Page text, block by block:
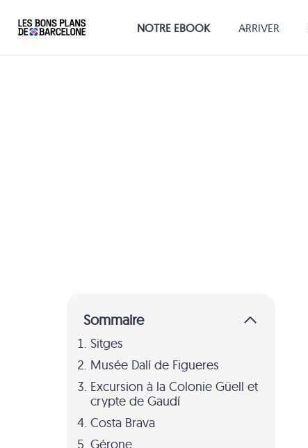
NOTRE EBOOK ARRIVER
Sommaire
Sitges
Musée Dalí de Figueres
Excursion à la Colonie Güell et
crypte de Gaudí
Costa Brava
Gérone